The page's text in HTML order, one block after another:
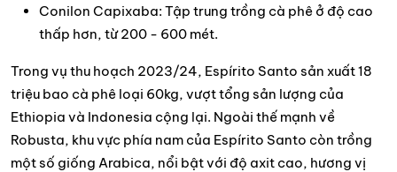
Conilon Capixaba: Tập trung trồng cà phê ở độ cao
thấp hơn, từ 200 - 600 mét.
Trong vụ thu hoạch 2023/24, Espírito Santo sản xuất 18
triệu bao cà phê loại 60kg, vượt tổng sản lượng của
Ethiopia và Indonesia cộng lại. Ngoài thế mạnh về
Robusta, khu vực phía nam của Espírito Santo còn trồng
một số giống Arabica, nổi bật với độ axit cao, hương vị